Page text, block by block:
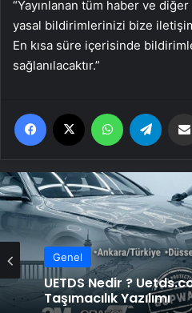
“Yayınlanan tüm haber ve
yasal bildirimlerinizi bize
En kısa süre içerisinde
sağlanılacaktır.”
Facebook WhatsApp
Genel
Genel
Vira Assistance’tan
Güvenli Araç Taşıma